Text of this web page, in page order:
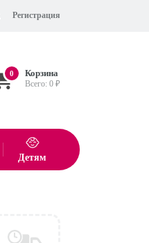
Регистрация
0 Корзина
Всего:0 ₽
Детям